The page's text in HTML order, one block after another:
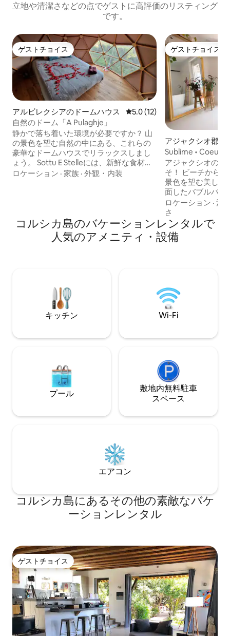
立地や清潔さなどの点でゲストに高評価のリスティング
です。
ゲストチョイス
ゲストチョイス
アルビレクシアのドームハウス レビュー12件、5つ星中5.0つ
5.0 (12)
自然のドーム「A Pulaghje」
静かで落ち着いた環境が必要ですか？ 山
の景色を望む自然の中にある、これらの
豪華なドームハウスでリラックスしまし
ょう。 Sottu E Stelleには、新鮮な食材を
使った小さな家族経営のレストランがあ
リクエストに応じて提供。 トイレは40メ
ートル先にあります。寝具とタオルはご
用意しております。 空港は20 km先で
ロケーション · 家族 · 外観・内装
ゲストチョイス
ゲストチョイス
アジャクシオ郡の
ン・アパート
Sublime • Coeur
& Sauna
アジャクシオの珍
そ！ ビーチから3分：息をのむような海の
景色を望む美しい
面したバブルバス
テーブル、高級
ウェルネスをお約束しま
地、レストラン、
を徒歩で楽しむの
ンです。 カップルに最適です。 🅿️ 駐車場
ロケーション ·清
さ
コルシカ島のバケーションレンタルで
人気のアメニティ・設備
キッチン Wi-Fi
プール
敷地内無料駐⁠車
ス⁠ペ⁠ー⁠ス
エアコン
コルシカ島にあるその他の素敵なバケ
ーションレンタル
ゲストチョイス
ゲストチョイス